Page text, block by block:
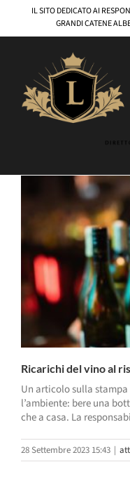
contenuto
IL SITO DEDICATO AI
GRANDI CATENE
Ricarichi del vino al
Un articolo sulla
l’ambiente: bere una
che a casa. La
28 Settembre 2023 15:43 |